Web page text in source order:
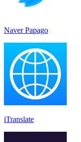
Naver Papago
iTranslate